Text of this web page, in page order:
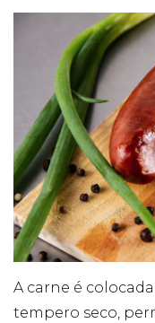
A carne é
tempero seco,